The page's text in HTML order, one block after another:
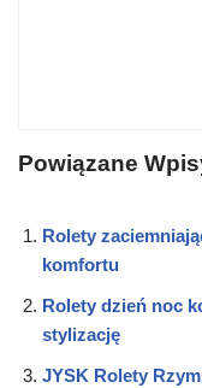
Powiązane
Rolety
komfortu
Rolety dzień noc
stylizację
JYSK Rolety